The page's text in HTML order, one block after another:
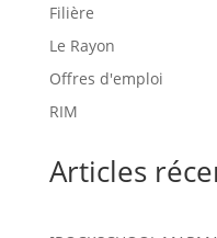
Filière
Le Rayon
Offres d'emploi
RIM
Articles